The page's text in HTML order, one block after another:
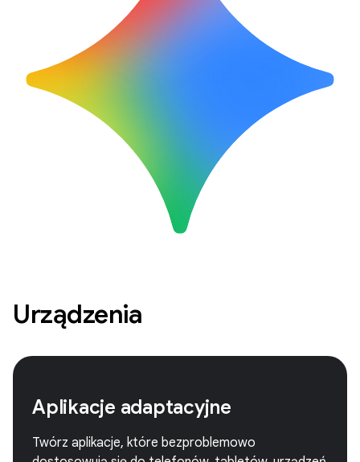
Urządzenia
Aplikacje adaptacyjne
Twórz aplikacje, które bezproblemowo